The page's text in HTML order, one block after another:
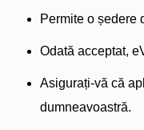
Permite o ședere
Odată acceptat,
Asigurați-vă că
dumneavoastră.